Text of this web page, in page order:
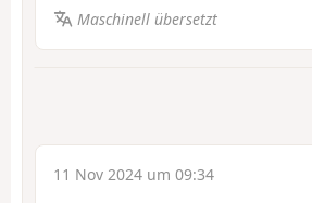
Maschinell übersetzt
11 Nov 2024 um 09:34